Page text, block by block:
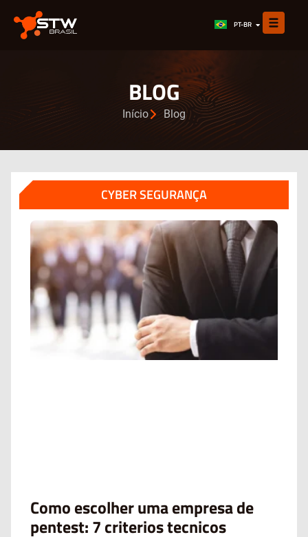
PT-BR
ES
BLOG
Início Blog
CYBER SEGURANÇA
Como escolher uma empresa de
pentest: 7 criterios tecnicos